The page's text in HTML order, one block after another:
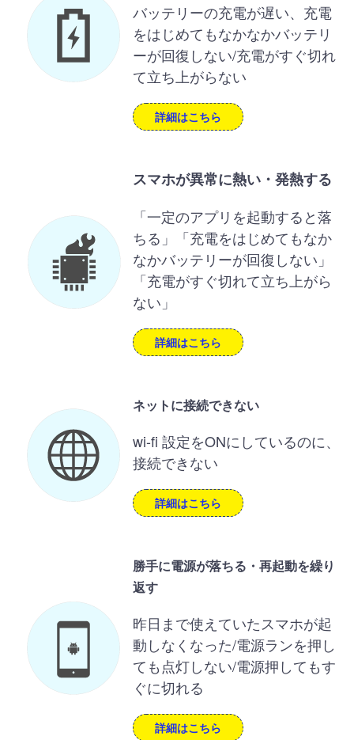
バッテリーの充電が遅い、充電
をはじめてもなかなかバッテリ
ーが回復しない/充電がすぐ切れ
て立ち上がらない
詳細はこちら
スマホが異常に熱い・発熱する
「一定のアプリを起動すると落
ちる」「充電をはじめてもなか
なかバッテリーが回復しない」
「充電がすぐ切れて立ち上がら
ない」
詳細はこちら
ネットに接続できない
wi-fi 設定をONにしているのに、
接続できない
詳細はこちら
勝手に電源が落ちる・再起動を繰り
返す
昨日まで使えていたスマホが起
動しなくなった/電源ランを押し
ても点灯しない/電源押してもす
ぐに切れる
詳細はこちら